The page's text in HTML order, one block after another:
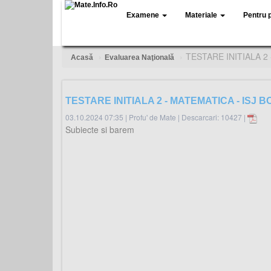
Examene Materiale Pentru
Acasă Evaluarea Naţională TESTARE INITIALA
TESTARE INITIALA 2 - MATEMATICA - ISJ
03.10.2024 07:35 | Profu' de Mate | Descarcari: 10427 |
Subiecte si barem